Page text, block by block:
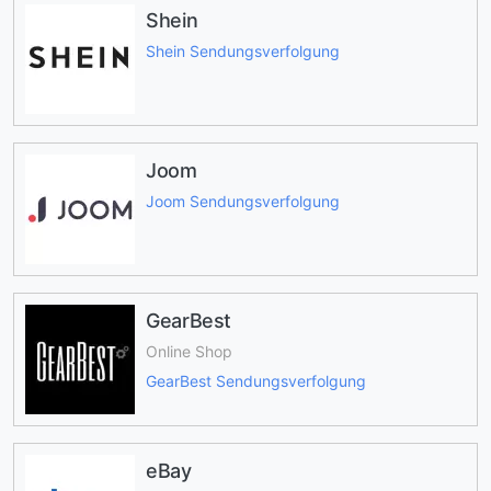
Shein
Shein Sendungsverfolgung
Joom
Joom Sendungsverfolgung
GearBest
Online Shop
GearBest Sendungsverfolgung
eBay